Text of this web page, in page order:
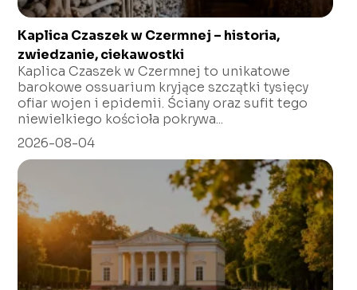
Kaplica Czaszek w Czermnej – historia,
zwiedzanie, ciekawostki
Kaplica Czaszek w Czermnej to unikatowe
barokowe ossuarium kryjące szczątki tysięcy
ofiar wojen i epidemii. Ściany oraz sufit tego
niewielkiego kościoła pokrywa...
2026-08-04